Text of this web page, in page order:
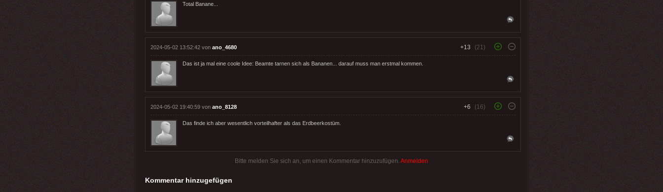
Total Banane...
2024-05-02 13:52:42 von ano_4680 +13 (21)
Das ist ja mal eine coole Idee: Beamte tarnen sich als Bananen... darauf muss man erstmal kommen.
2024-05-02 19:40:59 von ano_8128 +6 (16)
Das finde ich aber wesentlich vorteilhafter als das Erdbeerkostüm.
Bitte melden Sie sich an, um einen Kommentar hinzuzufügen. Anmelden
Kommentar hinzugefügen